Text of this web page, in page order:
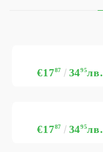
€1787 3495лв.
€1787 3495лв.